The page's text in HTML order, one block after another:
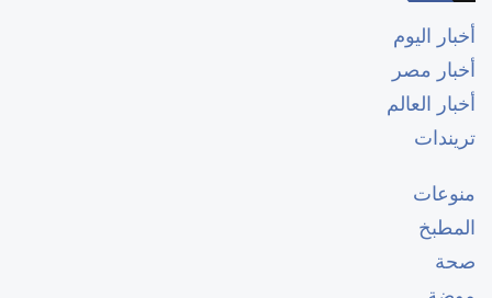
أخبار اليوم
أخبار مصر
أخبار العالم
تريندات
منوعات
المطبخ
صحة